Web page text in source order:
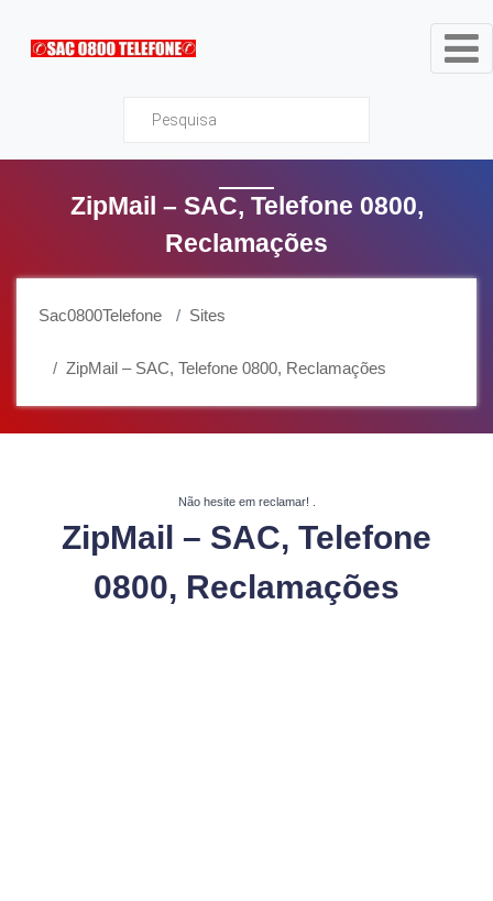
Sac0800Telefone
ZipMail – SAC, Telefone 0800,
Reclamações
Sac0800Telefone Sites
ZipMail – SAC, Telefone 0800, Reclamações
Não hesite em reclamar!
ZipMail – SAC, Telefone
0800, Reclamações